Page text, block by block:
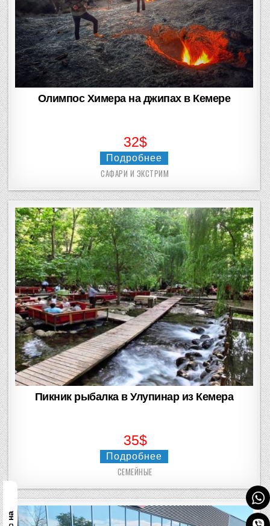
Олимпос Химера на джипах в Кемере
32$
Подробнее
Posted
САФАРИ И ЭКСТРИМ
Пикник рыбалка в Улупинар из Кемера
35$
Подробнее
Posted
СЕМЕЙНЫЕ